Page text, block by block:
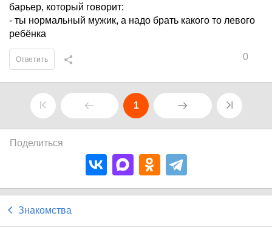
барьер, который говорит:
- ты нормальный мужик, а надо брать какого то левого
ребёнка
0
Ответить
1
Поделиться
Знакомства